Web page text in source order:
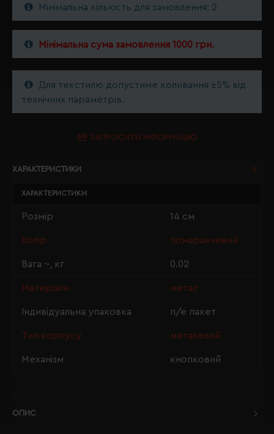
Мінімальна кількість для замовлення: 2
Мінімальна сума замовлення 1000 грн.
Для текстилю допустиме коливання ±5% від
технічних параметрів.
ЗАПРОСИТИ ІНФОРМАЦІЮ
ХАРАКТЕРИСТИКИ
ХАРАКТЕРИСТИКИ
Розмір 14 см
Колір помаранчевий
Вага ~, кг 0.02
Матеріали метал
Індивідуальна упаковка п/е пакет
Тип корпусу металевий
Механізм кнопковий
ОПИС